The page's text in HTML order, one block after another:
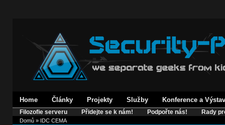
Home Články Projekty Služby Konference a
Filozofie serveru Přidejte se k nám! Podpořte nás! Rady
Domů» IDC CEMA